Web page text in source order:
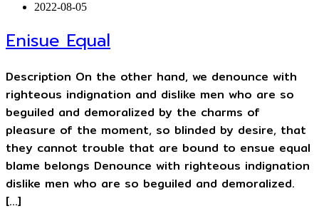
2022-08-05
Enisue Equal
Description On the other hand, we denounce with
righteous indignation and dislike men who are so
beguiled and demoralized by the charms of
pleasure of the moment, so blinded by desire, that
they cannot trouble that are bound to ensue equal
blame belongs Denounce with righteous indignation
dislike men who are so beguiled and demoralized.
[…]